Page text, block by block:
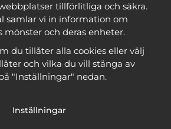
Bli medlem
2026, Marks & Kattens AB
tillförlitliga och säkra.
samlar vi in information om
mönster och deras enheter.
du tillåter alla cookies eller välj
och vilka du vill stänga av
"Inställningar" nedan.
Inställningar